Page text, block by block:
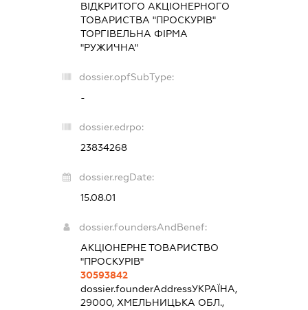
ВІДКРИТОГО АКЦІОНЕРНОГО
ТОВАРИСТВА "ПРОСКУРІВ"
ТОРГІВЕЛЬНА ФІРМА
"РУЖИЧНА"
dossier.opfSubType:
-
dossier.edrpo:
23834268
dossier.regDate:
15.08.01
dossier.foundersAndBenef:
АКЦІОНЕРНЕ ТОВАРИСТВО
"ПРОСКУРІВ"
30593842
dossier.founderAddressУКРАЇНА,
29000, ХМЕЛЬНИЦЬКА ОБЛ.,